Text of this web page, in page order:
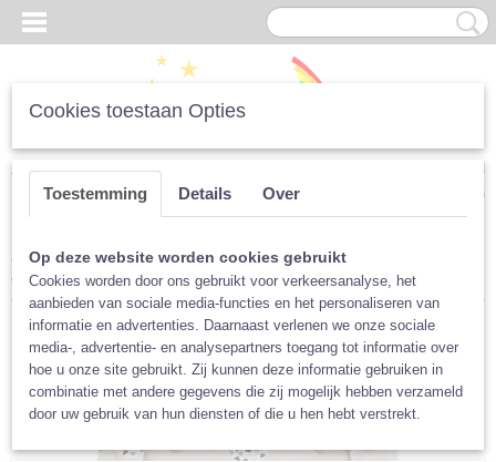
Inloggen Registreren
(0)
Home >Luiers>Peuter en kleuter>Overbroekjes
overbroekje, verschillende prints
Cookies toestaan Opties
Toestemming Details Over
Op deze website worden cookies gebruikt
Cookies worden door ons gebruikt voor verkeersanalyse, het
aanbieden van sociale media-functies en het personaliseren van
informatie en advertenties. Daarnaast verlenen we onze sociale
media-, advertentie- en analysepartners toegang tot informatie over
hoe u onze site gebruikt. Zij kunnen deze informatie gebruiken in
combinatie met andere gegevens die zij mogelijk hebben verzameld
door uw gebruik van hun diensten of die u hen hebt verstrekt.